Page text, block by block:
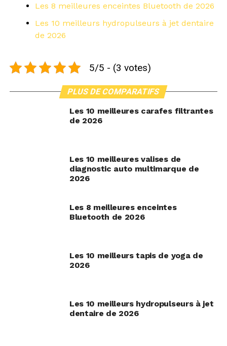
Les 8 meilleures enceintes Bluetooth de 2026
Les 10 meilleurs hydropulseurs à jet dentaire
de 2026
5/5 - (3 votes)
PLUS DE COMPARATIFS
Les 10 meilleures carafes filtrantes
de 2026
Les 10 meilleures valises de
diagnostic auto multimarque de
2026
Les 8 meilleures enceintes
Bluetooth de 2026
Les 10 meilleurs tapis de yoga de
2026
Les 10 meilleurs hydropulseurs à jet
dentaire de 2026